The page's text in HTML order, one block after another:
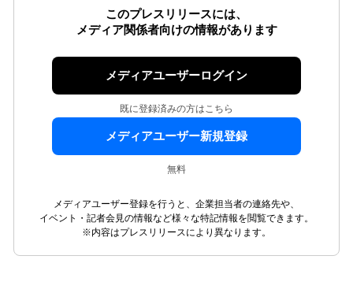
このプレスリリースには、
メディア関係者向けの情報があります
メディアユーザーログイン
既に登録済みの方はこちら
メディアユーザー新規登録
無料
メディアユーザー登録を行うと、企業担当者の連絡先や、
イベント・記者会見の情報など様々な特記情報を閲覧できます。
※内容はプレスリリースにより異なります。